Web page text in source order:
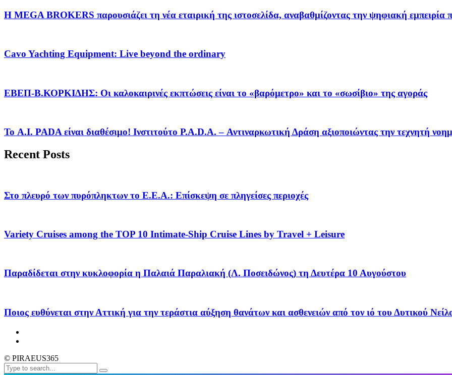
Η MEGA BROKERS παρουσιάζει τη νέα εταιρική της ιστοσελίδα, αναβαθμίζοντας την ψηφιακή εμπειρία
Cavo Yachting Equipment: Live beyond the ordinary
EΒΕΠ-Β.ΚΟΡΚΙΔΗΣ: Οι καλοκαιρινές εκπτώσεις είναι το «βαρόμετρο» και το «σωσίβιο» της αγοράς
Το A.I. PADA είναι διαθέσιμο! Ινστιτούτο P.A.D.A. – Αντιναρκωτική Δράση αξιοποιώντας την τεχνητή
Recent Posts
Στο πλευρό των πυρόπληκτων το Ε.Ε.Α.: Επίσκεψη σε πληγείσες περιοχές
Variety Cruises among the TOP 10 Intimate-Ship Cruise Lines by Travel + Leisure
Παραδίδεται στην κυκλοφορία η Παλαιά Παραλιακή (Λ. Ποσειδώνος) τη Δευτέρα 10 Αυγούστου
Ποιος ευθύνεται στην Αττική για την τεράστια αύξηση θανάτων και ασθενειών από τον ιό του Δυτικού
© PIRAEUS365